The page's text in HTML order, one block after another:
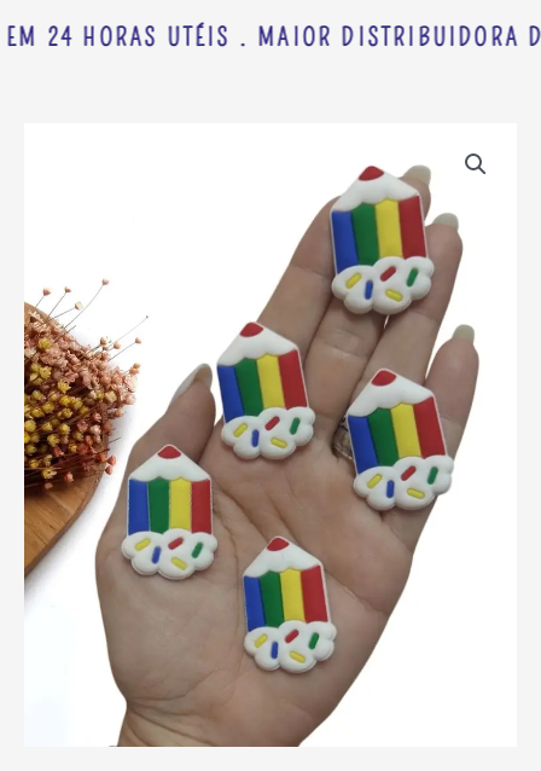
24 HORAS UTÉIS . MAIOR DISTRIBUIDORA
GRANULADO
COLORIDO
3,9
CM
C/
2
UND
quantidade